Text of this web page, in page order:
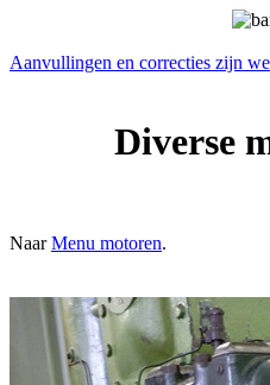
Aanvullingen en correcties zijn
Diverse
NaarMenu motoren.